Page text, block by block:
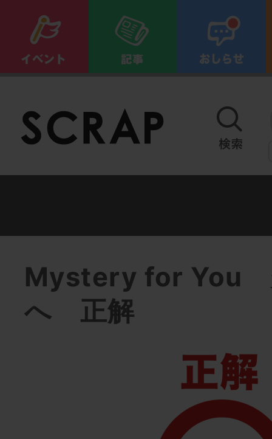
Mystery for You
へ 正解